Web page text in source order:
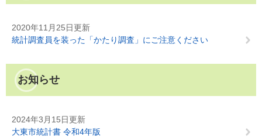
2020年11月25日更新
統計調査員を装った「かたり調査」にご注意ください
お知らせ
2024年3月15日更新
大東市統計書 令和4年版